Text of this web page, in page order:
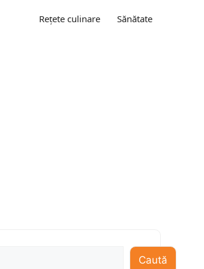
Rețete culinare Sănătate
Caută